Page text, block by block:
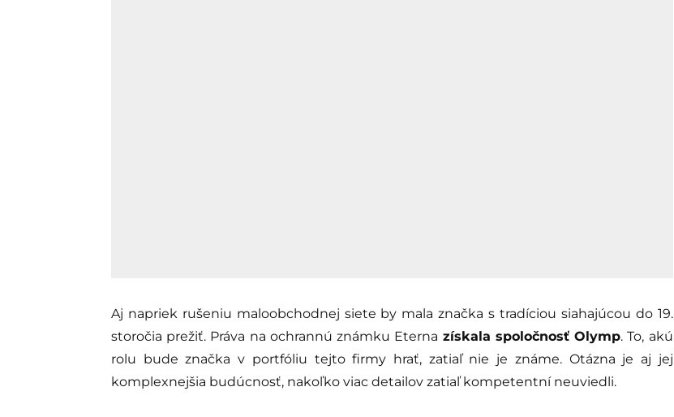
Aj napriek rušeniu maloobchodnej siete by mala značka s tradíciou siahajúcou do 19.
storočia prežiť. Práva na ochrannú známku Eterna získala spoločnosť Olymp. To, akú
rolu bude značka v portfóliu tejto firmy hrať, zatiaľ nie je známe. Otázna je aj jej
komplexnejšia budúcnosť, nakoľko viac detailov zatiaľ kompetentní neuviedli.